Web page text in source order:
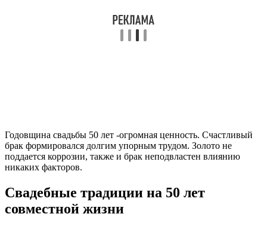
Годовщина свадьбы 50 лет -огромная ценность. Счастливый
брак формировался долгим упорным трудом. Золото не
поддается коррозии, также и брак неподвластен влиянию
никаких факторов.
Свадебные традиции на 50 лет
совместной жизни